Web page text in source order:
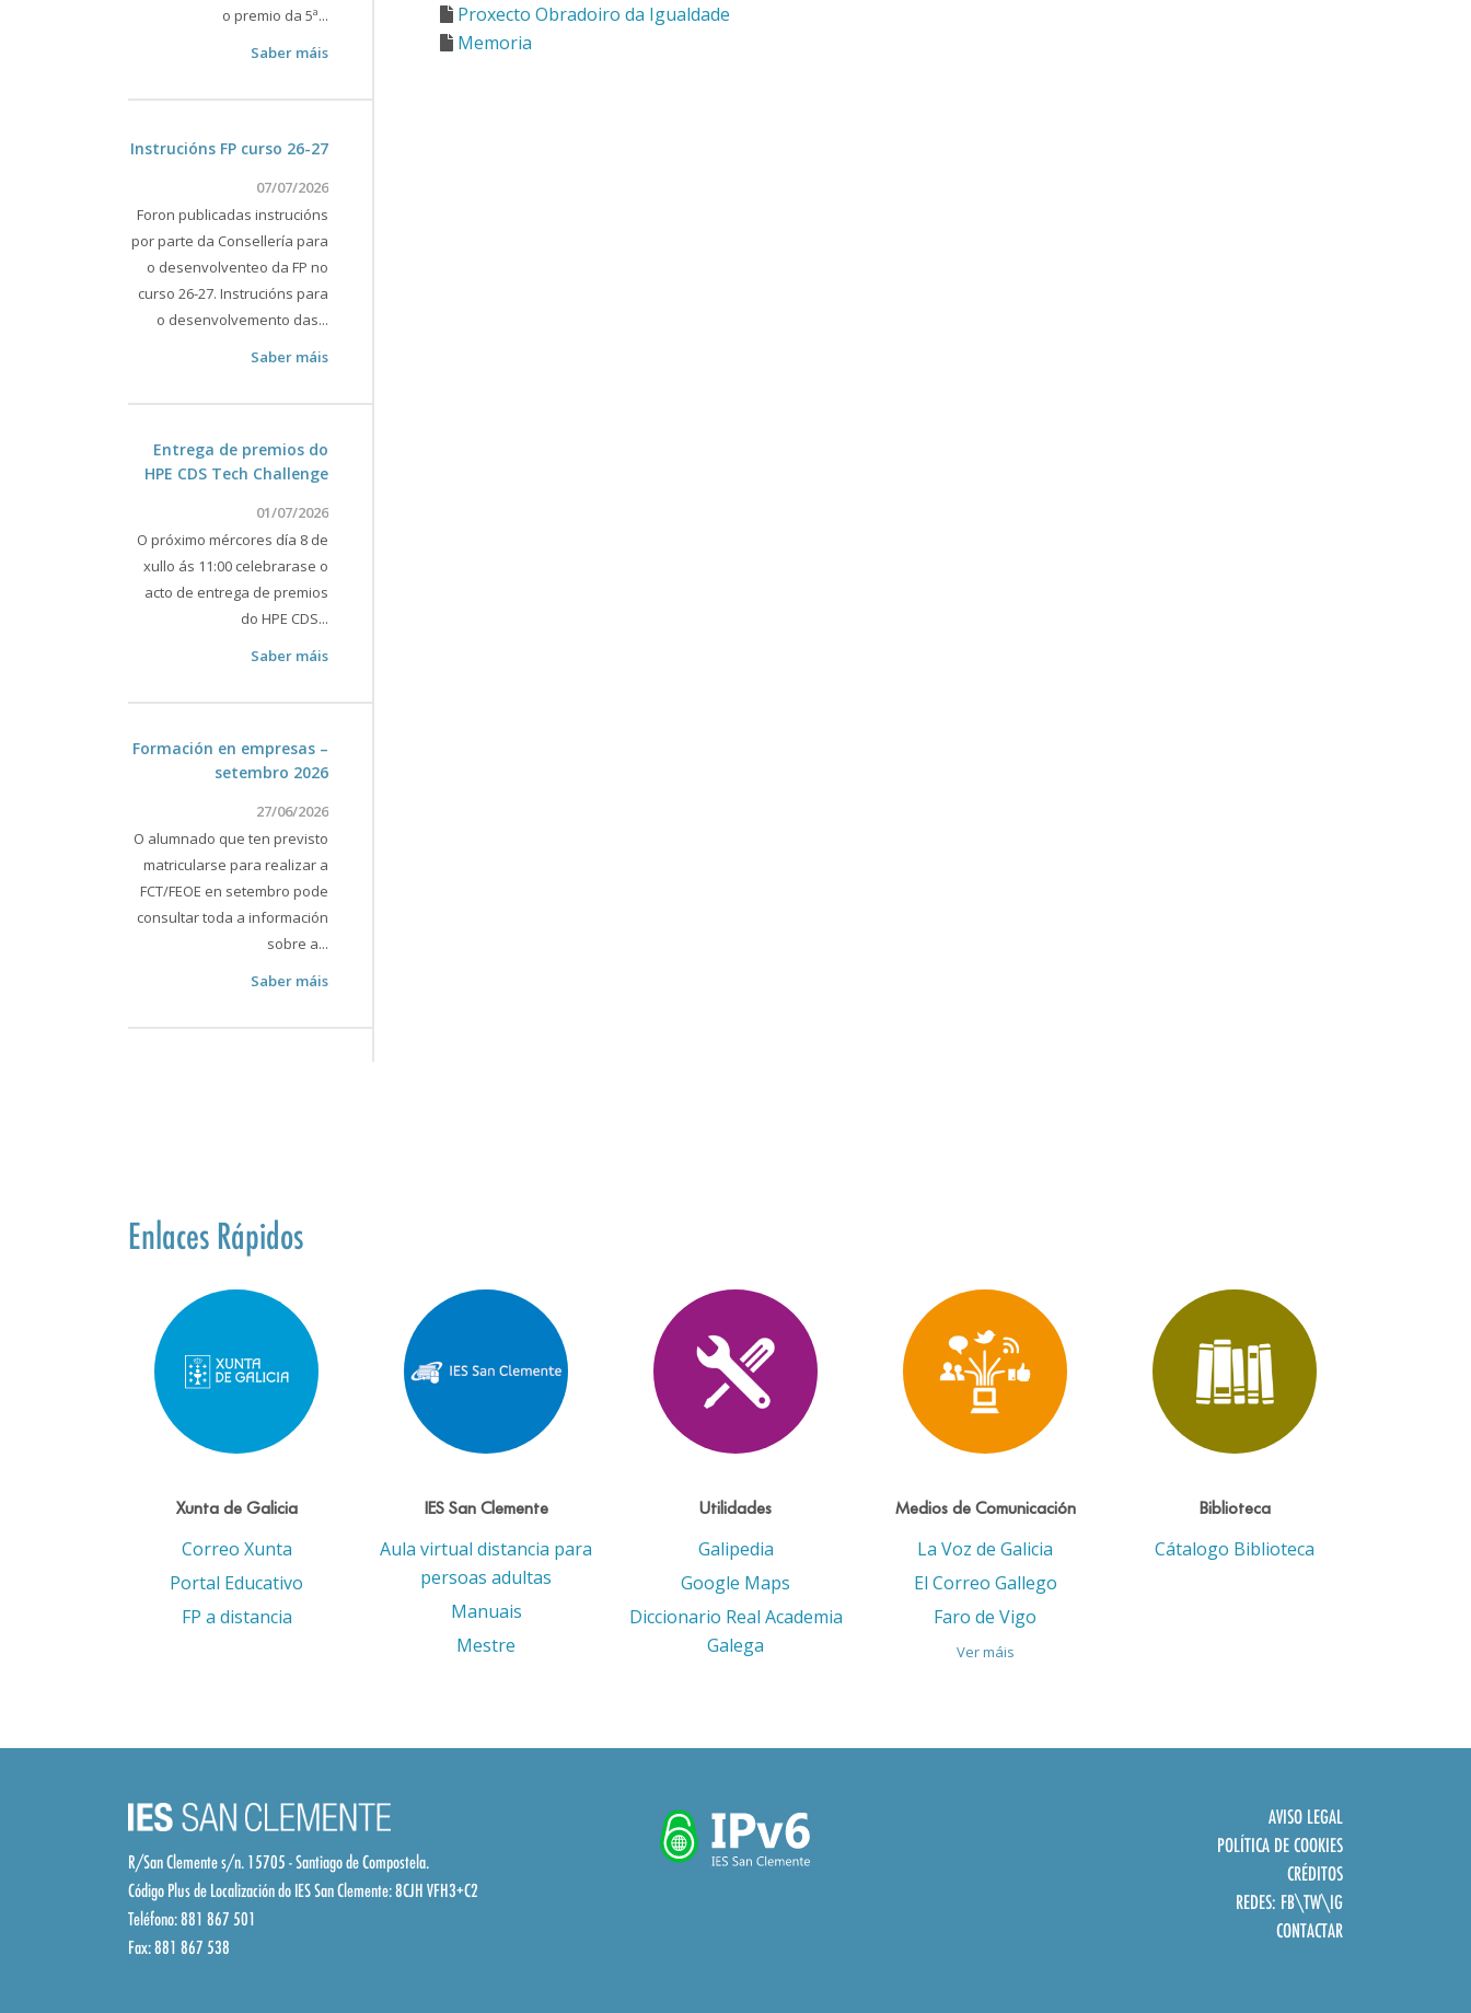
Proxecto Obradoiro da Igualdade
Memoria
o premio da 5ª...
Saber máis
Instrucións FP curso 26-27
07/07/2026
Foron publicadas instrucións
por parte da Consellería para
o desenvolventeo da FP no
curso 26-27. Instrucións para
o desenvolvemento das...
Saber máis
Entrega de premios do
HPE CDS Tech Challenge
01/07/2026
O próximo mércores día 8 de
xullo ás 11:00 celebrarase o
acto de entrega de premios
do HPE CDS...
Saber máis
Formación en empresas –
setembro 2026
27/06/2026
O alumnado que ten previsto
matricularse para realizar a
FCT/FEOE en setembro pode
consultar toda a información
sobre a...
Saber máis
Enlaces Rápidos
Xunta de Galicia
Correo Xunta
Portal Educativo
FP a distancia
IES San Clemente
Aula virtual distancia para
persoas adultas
Manuais
Mestre
Utilidades
Galipedia
Google Maps
Diccionario Real Academia
Galega
Medios de Comunicación
La Voz de Galicia
El Correo Gallego
Faro de Vigo
Ver máis
Biblioteca
Cátalogo Biblioteca
R/San Clemente s/n. 15705 - Santiago de Compostela.
Código Plus de Localización do IES San Clemente:8CJH VFH3+C2
Teléfono: 881 867 501
Fax: 881 867 538
AVISO LEGAL
POLÍTICA DE COOKIES
CRÉDITOS
REDES: FB\TW\IG
CONTACTAR